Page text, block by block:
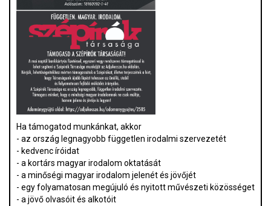
Ha támogatod munkánkat, akkor
- az ország legnagyobb független irodalmi szervezetét
- kedvenc íróidat
- a kortárs magyar irodalom oktatását
- a minőségi magyar irodalom jelenét és jövőjét
- egy folyamatosan megújuló és nyitott művészeti közösséget
- a jövő olvasóit és alkotóit